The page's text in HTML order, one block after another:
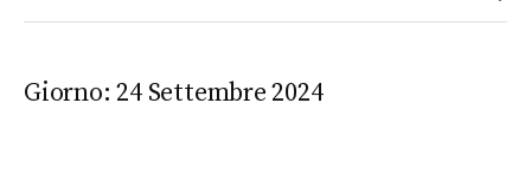
Giorno:24 Settembre 2024